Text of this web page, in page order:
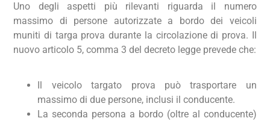
Uno degli aspetti più rilevanti riguarda il numero
massimo di persone autorizzate a bordo dei veicoli
muniti di targa prova durante la circolazione di prova. Il
nuovo articolo 5, comma 3 del decreto legge prevede che:
Il veicolo targato prova può trasportare un
massimo di due persone, inclusi il conducente.
La seconda persona a bordo (oltre al conducente)